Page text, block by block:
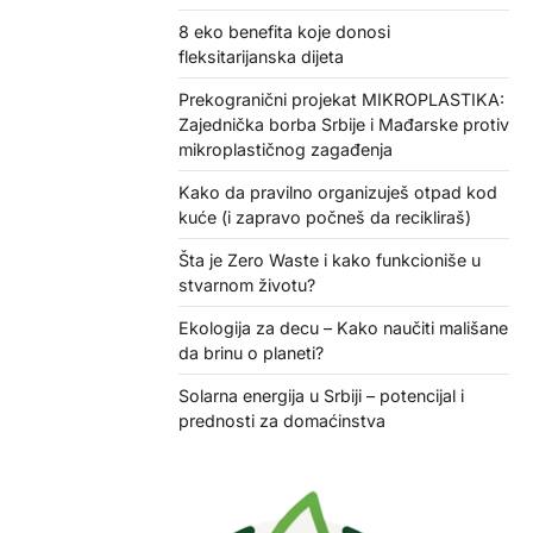
8 eko benefita koje donosi
fleksitarijanska dijeta
Prekogranični projekat MIKROPLASTIKA:
Zajednička borba Srbije i Mađarske protiv
mikroplastičnog zagađenja
Kako da pravilno organizuješ otpad kod
kuće (i zapravo počneš da recikliraš)
Šta je Zero Waste i kako funkcioniše u
stvarnom životu?
Ekologija za decu – Kako naučiti mališane
da brinu o planeti?
Solarna energija u Srbiji – potencijal i
prednosti za domaćinstva